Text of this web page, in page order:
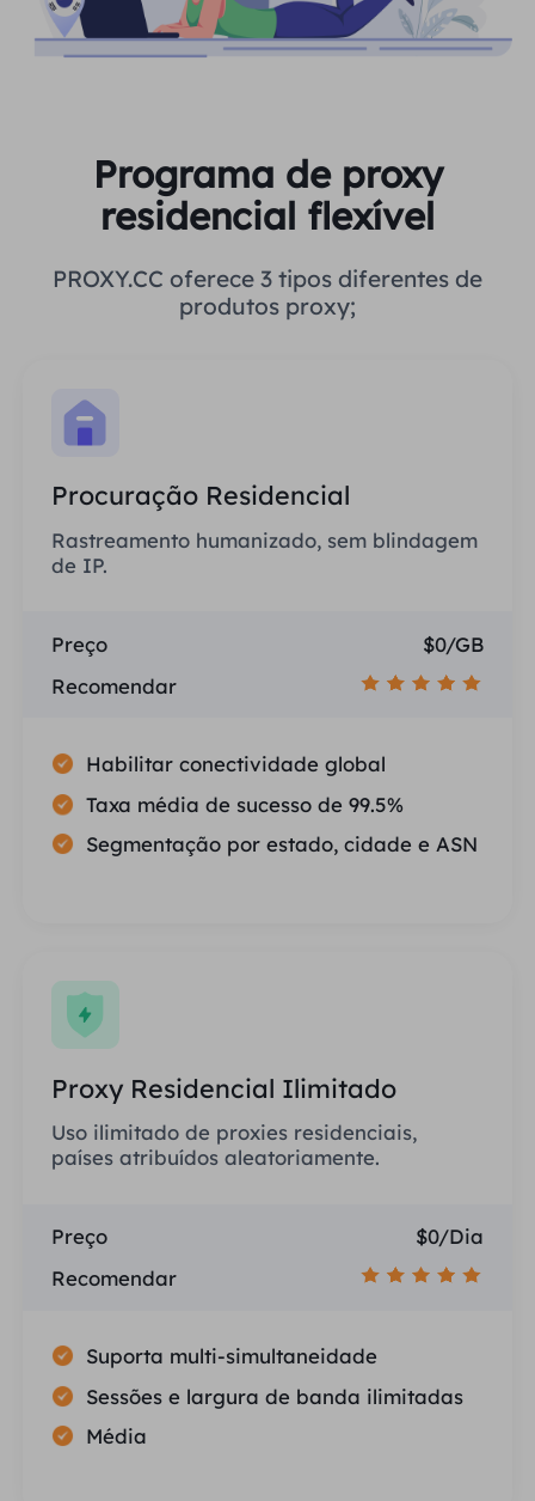
Programa de proxy
residencial flexível
PROXY.CC oferece 3 tipos diferentes de
produtos proxy;
Procuração Residencial
Rastreamento humanizado, sem blindagem
de IP.
Preço
$0/GB
Recomendar
Habilitar conectividade global
Taxa média de sucesso de 99.5%
Segmentação por estado, cidade e ASN
Proxy Residencial Ilimitado
Uso ilimitado de proxies residenciais,
países atribuídos aleatoriamente.
Preço
$0/Dia
Recomendar
Suporta multi-simultaneidade
Sessões e largura de banda ilimitadas
Média